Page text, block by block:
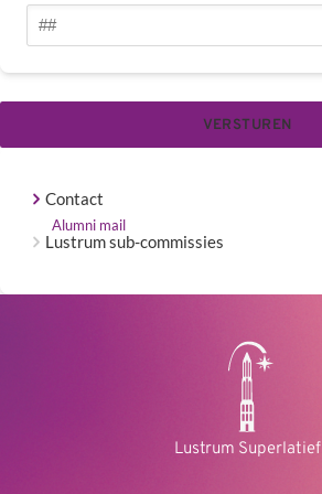
Contact
Alumni mail
Lustrum sub-commissies
Lustrum Superlatief